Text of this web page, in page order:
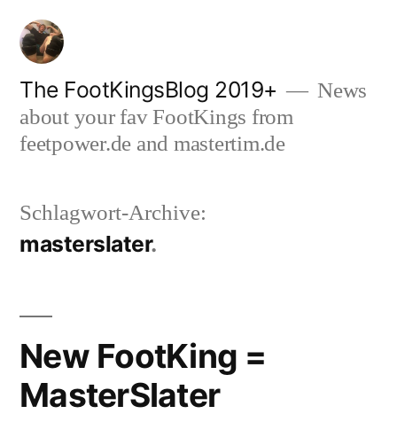
Zum
Inhalt
springen
The FootKingsBlog 2019+
News
about your fav FootKings from
feetpower.de and mastertim.de
Schlagwort-Archive:
masterslater
New FootKing =
MasterSlater